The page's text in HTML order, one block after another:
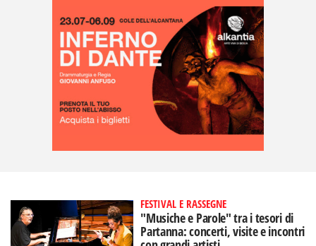
FESTIVAL E RASSEGNE
"Musiche e Parole" tra i tesori di
Partanna: concerti, visite e incontri